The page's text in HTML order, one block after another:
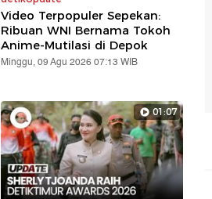
Video Terpopuler Sepekan:
Ribuan WNI Bernama Tokoh
Anime-Mutilasi di Depok
Minggu, 09 Agu 2026 07:13 WIB
01:07